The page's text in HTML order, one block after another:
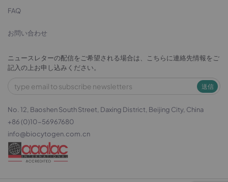
FAQ
お問い合わせ
ニュースレターの配信をご希望される場合は、こちらに連絡先情報をご
記入の上お申し込みください。
送信
No. 12, Baoshen South Street, Daxing District, Beijing City, China
+86 (0)10-56967680
info@biocytogen.com.cn